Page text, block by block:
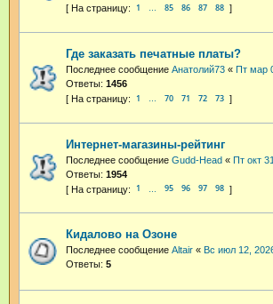
1 … 85 86 87 88
Где заказать печатные платы?
Последнее сообщение Анатолий73 « Пт мар
Ответы: 1456
1 … 70 71 72 73
Интернет-магазины-рейтинг
Последнее сообщение Gudd-Head « Пт окт
Ответы: 1954
1 95 96 97 98
Кидалово на Озоне
Последнее сообщение Altair « Вс июл 12,
Ответы: 5